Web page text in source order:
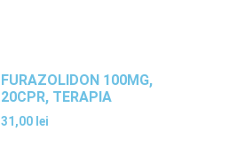
FURAZOLIDON 100MG,
20CPR, TERAPIA
31,00 lei